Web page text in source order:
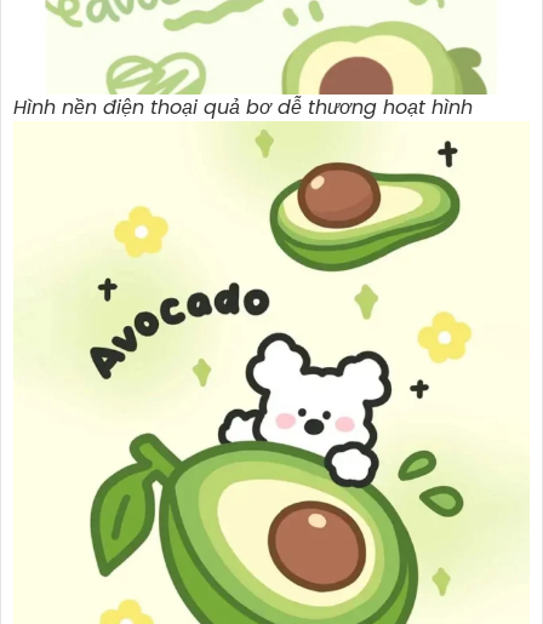
Hình nền điện thoại quả bơ dễ thương hoạt hình